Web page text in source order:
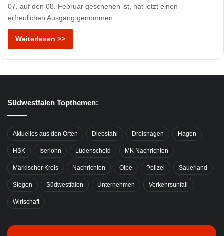
07. auf den 08. Februar geschehen ist, hat jetzt einen
erfreulichen Ausgang genommen.…
Weiterlesen >>
Südwestfalen Topthemen:
Aktuelles aus den Orten Diebstahl Drolshagen Hagen
HSK Iserlohn Lüdenscheid MK Nachrichten
Märkischer Kreis Nachrichten Olpe Polizei Sauerland
Siegen Südwestfalen Unternehmen Verkehrsunfall
Wirtschaft